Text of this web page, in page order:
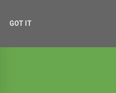
GOT IT